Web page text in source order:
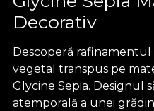
Decorativ
Descoperă
vegetal transpus pe
Glycine Sepia. Designul
atemporală a unei